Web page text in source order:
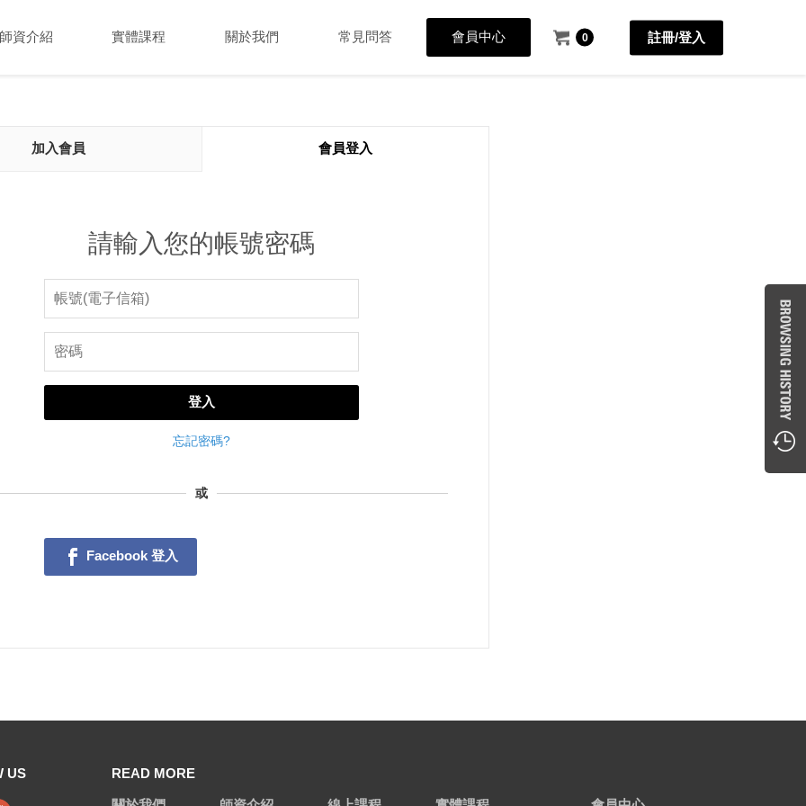
資介紹 實體課程 關於我們 常見問答 會員中心 0 註冊/登入
加入會員 會員登入
請輸入您的帳號密碼
登入
忘記密碼?
或
Facebook 登入
US READ MORE